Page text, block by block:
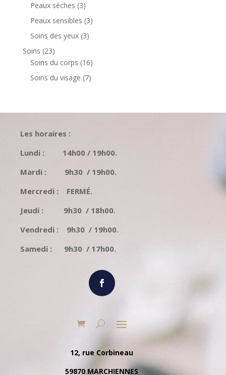
Peaux sèches 33
produits
Peaux sensibles 33
Soins des yeux 33
Soins 2323
produits
Soins du corps 1616
produits
Soins du visage 77
Les horaires :
Lundi : 14h00 / 19h00.
Mardi : 9h30 / 19h00.
Mercredi : FERMÉ.
Jeudi : 9h30 / 18h00.
Vendredi : 9h30 / 19h00.
Samedi : 9h30 / 17h00.
12, rue Corbineau
59870 MARCHIENNES